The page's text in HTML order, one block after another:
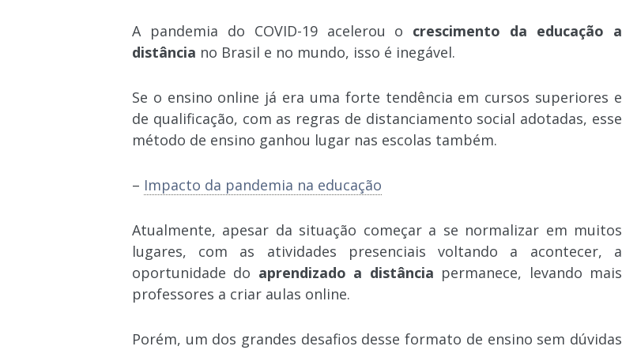
A pandemia do COVID-19 acelerou o crescimento da educação a
distância no Brasil e no mundo, isso é inegável.
Se o ensino online já era uma forte tendência em cursos superiores e
de qualificação, com as regras de distanciamento social adotadas, esse
método de ensino ganhou lugar nas escolas também.
– Impacto da pandemia na educação
Atualmente, apesar da situação começar a se normalizar em muitos
lugares, com as atividades presenciais voltando a acontecer, a
oportunidade do aprendizado a distância permanece, levando mais
professores a criar aulas online.
Porém, um dos grandes desafios desse formato de ensino sem dúvidas